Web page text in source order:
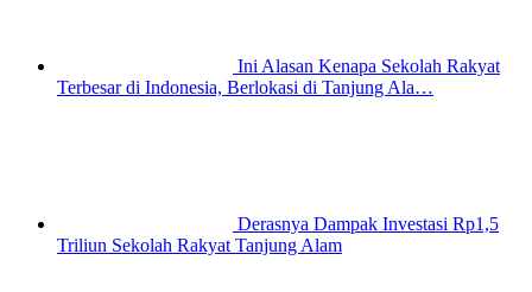
Ini Alasan Kenapa Sekolah Rakyat
Terbesar di Indonesia, Berlokasi di Tanjung Ala…
Derasnya Dampak Investasi Rp1,5
Triliun Sekolah Rakyat Tanjung Alam